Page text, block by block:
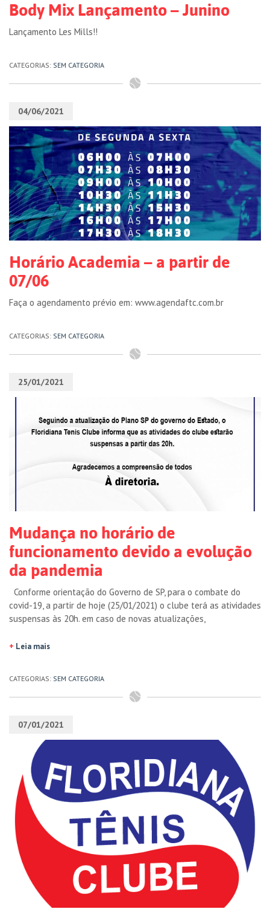
Body Mix Lançamento – Junino
Lançamento Les Mills!!
CATEGORIAS: SEM CATEGORIA
04/06/2021
Horário Academia – a partir de
07/06
Faça o agendamento prévio em: www.agendaftc.com.br
CATEGORIAS: SEM CATEGORIA
25/01/2021
Mudança no horário de
funcionamento devido a evolução
da pandemia
Conforme orientação do Governo de SP, para o combate do
covid-19, a partir de hoje (25/01/2021) o clube terá as atividades
suspensas às 20h. em caso de novas atualizações,
+ Leia mais
CATEGORIAS: SEM CATEGORIA
07/01/2021